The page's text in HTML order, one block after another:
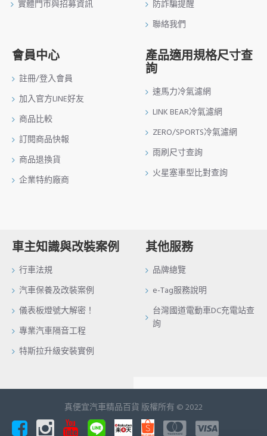
實體門市與招募資訊
防詐騙提醒
聯絡我們
會員中心
註冊/登入會員
加入官方LINE好友
商品比較
訂閱商品快報
商品退換貨
企業特約廠商
產品適用規格尺寸查
詢
速馬力冷氣濾網
LINK BEAR冷氣濾網
ZERO/SPORTS冷氣濾網
雨刷尺寸查詢
火星塞車型比對查詢
車主知識與改裝案例
行車法規
汽車保養及改裝案例
儀表板燈號大解密！
專業汽車隔音工程
特斯拉升級安裝實例
其他服務
品牌總覽
e-Tag服務說明
台灣國道電動車DC充電站查
詢
真便宜汽車精品百貨 版權所有 © 2022